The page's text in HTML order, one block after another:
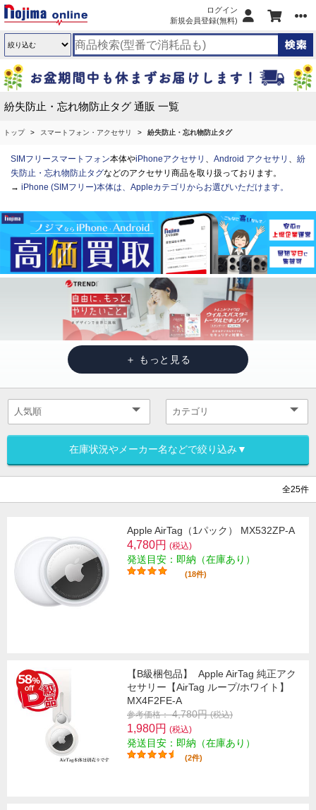
ログイン
新規会員登録(無料)
紛失防止・忘れ物防止タグ 通販 一覧
トップ スマートフォン・アクセサリ 紛失防止・忘れ物防止タグ
SIMフリースマートフォン本体やiPhoneアクセサリ 、 Android アクセサリ 、 紛
失防止・忘れ物防止タグなどのアクセサリ商品を取り扱っております。
→ iPhone (SIMフリー)本体は、Appleカテゴリからお選びいただけます。
在庫状況やメーカー名などで絞り込み▼
全25件
Apple AirTag（1パック） MX532ZP-A
4,780円 (税込)
発送目安：即納（在庫あり）
(18件)
【B級梱包品】
Apple AirTag 純正アク
セサリー【AirTag ループ/ホワイト】
MX4F2FE-A
参考価格： 4,780円(税込)
1,980円 (税込)
発送目安：即納（在庫あり）
(2件)